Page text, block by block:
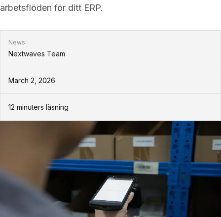
arbetsflöden för ditt ERP.
News
Nextwaves Team
March 2, 2026
12 minuters läsning